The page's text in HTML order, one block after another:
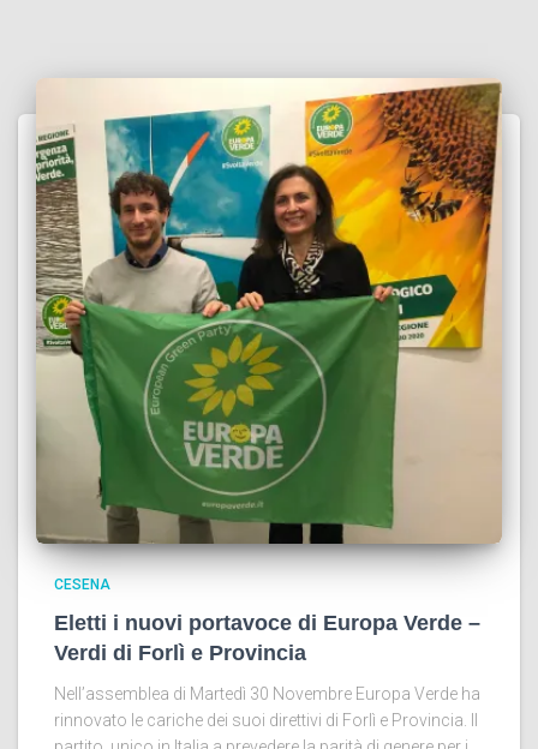
CESENA
Eletti i nuovi portavoce di Europa Verde –
Verdi di Forlì e Provincia
Nell’assemblea di Martedì 30 Novembre Europa Verde ha
rinnovato le cariche dei suoi direttivi di Forlì e Provincia. Il